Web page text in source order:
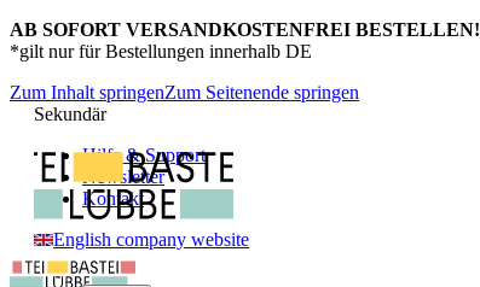
AB SOFORT VERSANDKOSTENFREI BESTELLEN!
*gilt nur für Bestellungen innerhalb DE
Zum Inhalt springenZum Seitenende springen
Sekundär
Hilfe & Support
Newsletter
Kontakt
English company website